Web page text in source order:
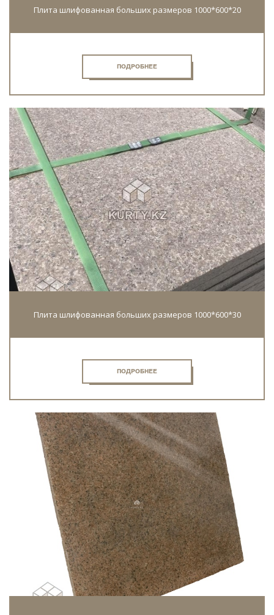
Плита шлифованная больших размеров 1000*600*20
ПОДРОБНЕЕ
Плита шлифованная больших размеров 1000*600*30
ПОДРОБНЕЕ